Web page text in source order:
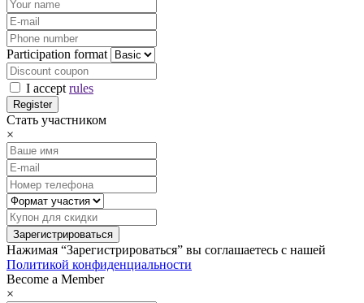
Participation format
I accept rules
Стать участником
×
Нажимая “Зарегистрироваться” вы соглашаетесь с нашей
Политикой конфиденциальности
Become a Member
×